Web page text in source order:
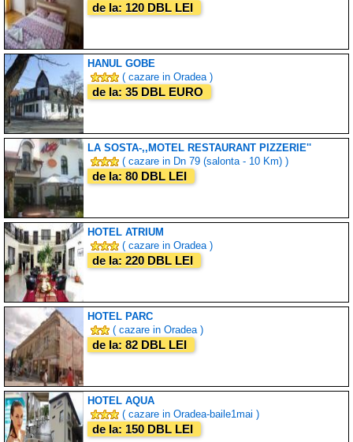
de la: 120 DBL LEI
HANUL GOBE
( cazare in Oradea )
de la: 35 DBL EURO
LA SOSTA-,,MOTEL RESTAURANT PIZZERIE''
( cazare in Dn 79 (salonta - 10 Km) )
de la: 80 DBL LEI
HOTEL ATRIUM
( cazare in Oradea )
de la: 220 DBL LEI
HOTEL PARC
( cazare in Oradea )
de la: 82 DBL LEI
HOTEL AQUA
( cazare in Oradea-baile1mai )
de la: 150 DBL LEI